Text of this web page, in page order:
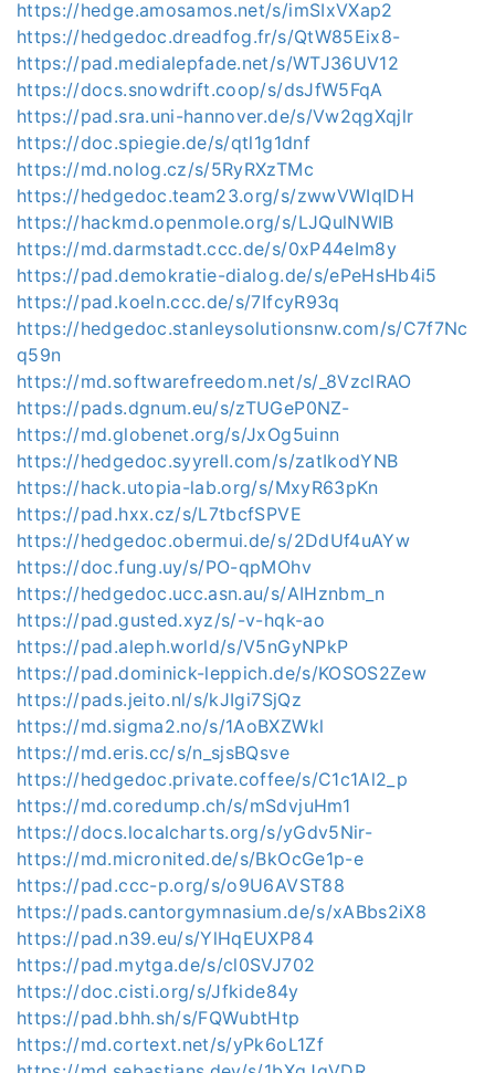
https://hedge.amosamos.net/s/imSIxVXap2
https://hedgedoc.dreadfog.fr/s/QtW85Eix8-
https://pad.medialepfade.net/s/WTJ36UV12
https://docs.snowdrift.coop/s/dsJfW5FqA
https://pad.sra.uni-hannover.de/s/Vw2qgXqjlr
https://doc.spiegie.de/s/qtl1g1dnf
https://md.nolog.cz/s/5RyRXzTMc
https://hedgedoc.team23.org/s/zwwVWIqIDH
https://hackmd.openmole.org/s/LJQulNWIB
https://md.darmstadt.ccc.de/s/0xP44eIm8y
https://pad.demokratie-dialog.de/s/ePeHsHb4i5
https://pad.koeln.ccc.de/s/7IfcyR93q
https://hedgedoc.stanleysolutionsnw.com/s/C7f7Nc
q59n
https://md.softwarefreedom.net/s/_8VzclRAO
https://pads.dgnum.eu/s/zTUGeP0NZ-
https://md.globenet.org/s/JxOg5uinn
https://hedgedoc.syyrell.com/s/zatIkodYNB
https://hack.utopia-lab.org/s/MxyR63pKn
https://pad.hxx.cz/s/L7tbcfSPVE
https://hedgedoc.obermui.de/s/2DdUf4uAYw
https://doc.fung.uy/s/PO-qpMOhv
https://hedgedoc.ucc.asn.au/s/AIHznbm_n
https://pad.gusted.xyz/s/-v-hqk-ao
https://pad.aleph.world/s/V5nGyNPkP
https://pad.dominick-leppich.de/s/KOSOS2Zew
https://pads.jeito.nl/s/kJIgi7SjQz
https://md.sigma2.no/s/1AoBXZWkl
https://md.eris.cc/s/n_sjsBQsve
https://hedgedoc.private.coffee/s/C1c1Al2_p
https://md.coredump.ch/s/mSdvjuHm1
https://docs.localcharts.org/s/yGdv5Nir-
https://md.micronited.de/s/BkOcGe1p-e
https://pad.ccc-p.org/s/o9U6AVST88
https://pads.cantorgymnasium.de/s/xABbs2iX8
https://pad.n39.eu/s/YlHqEUXP84
https://pad.mytga.de/s/cl0SVJ702
https://doc.cisti.org/s/Jfkide84y
https://pad.bhh.sh/s/FQWubtHtp
https://md.cortext.net/s/yPk6oL1Zf